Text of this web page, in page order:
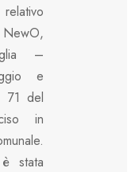
–
e
71 del
in
stata